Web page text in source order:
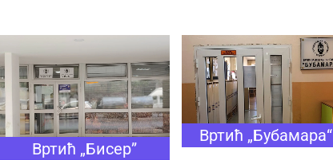
Вртић „Бисер”
Вртић „Бубамара“